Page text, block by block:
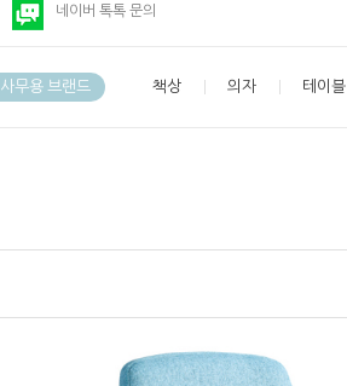
네이버 톡톡 문의
사무용 브랜드 책상 의자 테이블